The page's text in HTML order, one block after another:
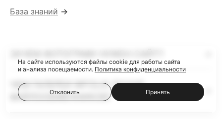
База знаний →
ЧЕМ ГАЛЕРЕИ WFOLIO ЛУЧШЕ
ФАЙЛООБМЕННИКОВ?
На сайте используются файлы cookie для работы сайта
и анализа посещаемости. Политика конфиденциальности
Отклонить Принять